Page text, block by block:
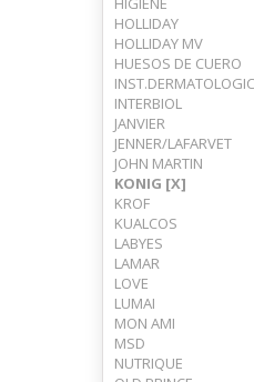
HOLLIDAY
HOLLIDAY MV
HUESOS DE CUERO
INTERBIOL
JANVIER
JENNER/LAFARVET
JOHN MARTIN
KONIG [X]
KROF
KUALCOS
LABYES
LAMAR
LOVE
LUMAI
MON AMI
MSD
NUTRIQUE